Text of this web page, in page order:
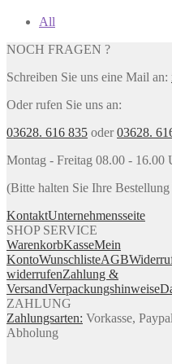
All
NOCH FRAGEN ?
Schreiben Sie uns eine Mail an:
Oder rufen Sie uns an:
03628. 616 835 oder03628.
Montag - Freitag 08.00 - 16.00
(Bitte halten Sie Ihre Bestellung
KontaktUnternehmensseite
SHOP SERVICE
WarenkorbKasseMein
KontoWunschlisteAGB
widerrufenZahlung &
VersandVerpackungshinweise
ZAHLUNG
Zahlungsarten: Vorkasse,
Abholung